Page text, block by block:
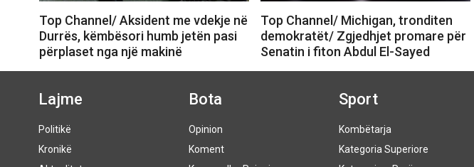
Top Channel/ Aksident me vdekje në
Durrës, këmbësori humb jetën pasi
përplaset nga një makinë
Top Channel/ Michigan, tronditen
demokratët/ Zgjedhjet promare për
Senatin i fiton Abdul El-Sayed
Lajme
Politikë
Kronikë
Bota
Opinion
Koment
Sport
Kombëtarja
Kategoria Superiore